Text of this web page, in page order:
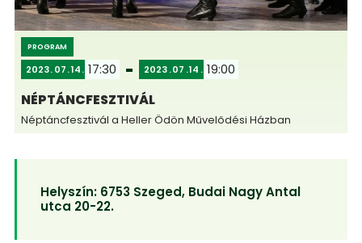
PROGRAM
2023 07 14 17:30 2023 07 14 19:00
NÉPTÁNCFESZTIVÁL
Néptáncfesztivál a Heller Ödön Művelődési Házban
Helyszín: 6753 Szeged, Budai Nagy Antal
utca 20-22.